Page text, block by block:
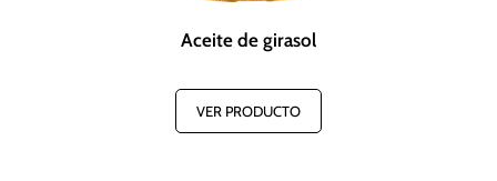
Aceite de girasol
VER PRODUCTO